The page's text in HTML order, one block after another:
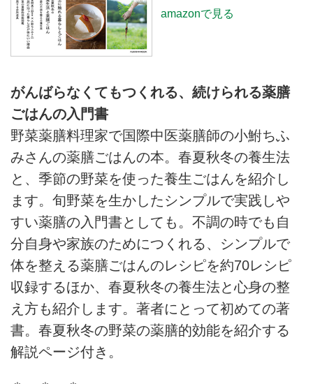
amazonで見る
がんばらなくてもつくれる、続けられる薬膳
ごはんの入門書
野菜薬膳料理家で国際中医薬膳師の小鮒ちふ
みさんの薬膳ごはんの本。春夏秋冬の養生法
と、季節の野菜を使った養生ごはんを紹介し
ます。旬野菜を生かしたシンプルで実践しや
すい薬膳の入門書としても。不調の時でも自
分自身や家族のためにつくれる、シンプルで
体を整える薬膳ごはんのレシピを約70レシピ
収録するほか、春夏秋冬の養生法と心身の整
え方も紹介します。著者にとって初めての著
書。春夏秋冬の野菜の薬膳的効能を紹介する
解説ページ付き。